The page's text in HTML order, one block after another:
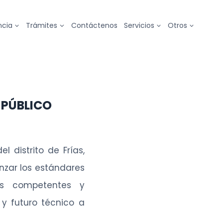
Trámites Contáctenos Servicios Otros
distrito de Frías,
los estándares
competentes y
y futuro técnico a